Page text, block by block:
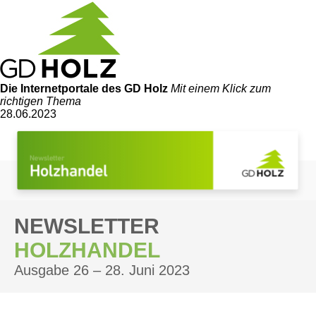
Die Internetportale des GD Holz Mit einem Klick zum
richtigen Thema
28.06.2023
NEWSLETTER
HOLZHANDEL
Ausgabe 26 – 28. Juni 2023